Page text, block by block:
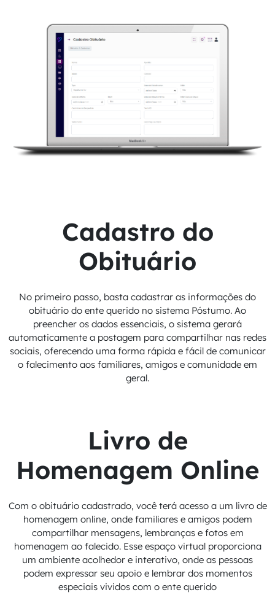
Cadastro do
Obituário
No primeiro passo, basta cadastrar as informações do
obituário do ente querido no sistema Póstumo. Ao
preencher os dados essenciais, o sistema gerará
automaticamente a postagem para compartilhar nas redes
sociais, oferecendo uma forma rápida e fácil de comunicar
o falecimento aos familiares, amigos e comunidade em
geral.
Livro de
Homenagem Online
Com o obituário cadastrado, você terá acesso a um livro de
homenagem online, onde familiares e amigos podem
compartilhar mensagens, lembranças e fotos em
homenagem ao falecido. Esse espaço virtual proporciona
um ambiente acolhedor e interativo, onde as pessoas
podem expressar seu apoio e lembrar dos momentos
especiais vividos com o ente querido